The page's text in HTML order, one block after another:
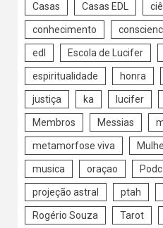
Casas Casas EDL
conhecimento
edl Escola de Lucifer
espiritualidade honra
justiça ka lucifer
Membros Messias
metamorfose viva
musica oraçao
projeção astral ptah
Rogério Souza Tarot